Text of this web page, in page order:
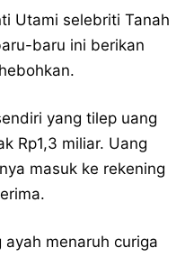
Utami selebriti Tanah
baru ini berikan
yang tilep uang
Rp1,3 miliar. Uang
masuk ke rekening
menaruh curiga